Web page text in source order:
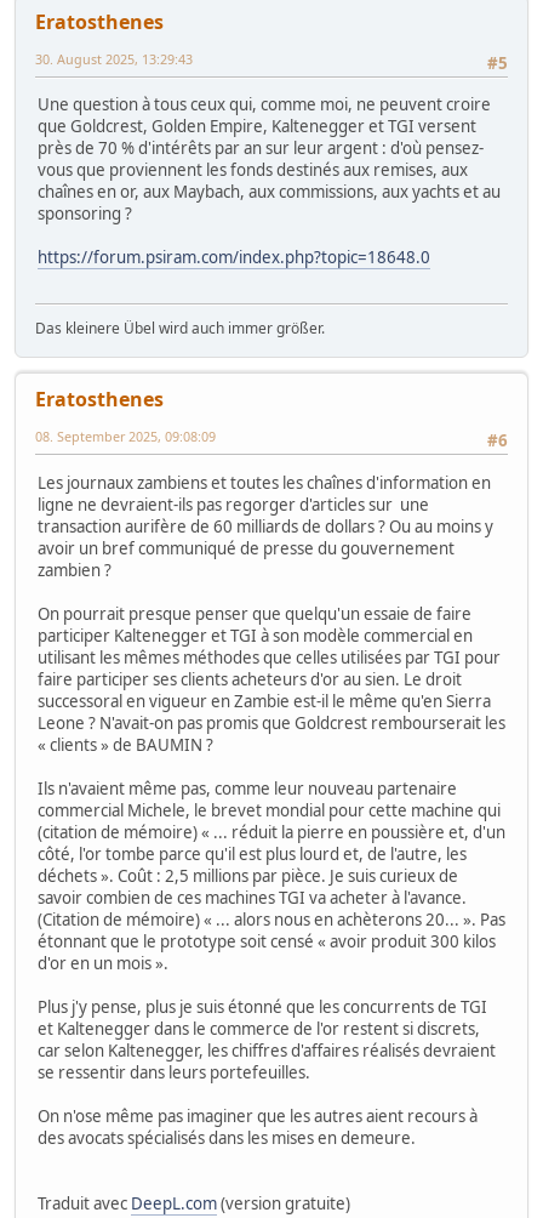
Eratosthenes
#5
30. August 2025, 13:29:43
Une question à tous ceux qui, comme moi, ne peuvent croire
que Goldcrest, Golden Empire, Kaltenegger et TGI versent
près de 70 % d'intérêts par an sur leur argent : d'où pensez-
vous que proviennent les fonds destinés aux remises, aux
chaînes en or, aux Maybach, aux commissions, aux yachts et au
sponsoring ?
https://forum.psiram.com/index.php?topic=18648.0
Das kleinere Übel wird auch immer größer.
Eratosthenes
#6
08. September 2025, 09:08:09
Les journaux zambiens et toutes les chaînes d'information en
ligne ne devraient-ils pas regorger d'articles sur une
transaction aurifère de 60 milliards de dollars ? Ou au moins y
avoir un bref communiqué de presse du gouvernement
zambien ?
On pourrait presque penser que quelqu'un essaie de faire
participer Kaltenegger et TGI à son modèle commercial en
utilisant les mêmes méthodes que celles utilisées par TGI pour
faire participer ses clients acheteurs d'or au sien. Le droit
successoral en vigueur en Zambie est-il le même qu'en Sierra
Leone ? N'avait-on pas promis que Goldcrest rembourserait les
« clients » de BAUMIN ?
Ils n'avaient même pas, comme leur nouveau partenaire
commercial Michele, le brevet mondial pour cette machine qui
(citation de mémoire) « ... réduit la pierre en poussière et, d'un
côté, l'or tombe parce qu'il est plus lourd et, de l'autre, les
déchets ». Coût : 2,5 millions par pièce. Je suis curieux de
savoir combien de ces machines TGI va acheter à l'avance.
(Citation de mémoire) « ... alors nous en achèterons 20... ». Pas
étonnant que le prototype soit censé « avoir produit 300 kilos
d'or en un mois ».
Plus j'y pense, plus je suis étonné que les concurrents de TGI
et Kaltenegger dans le commerce de l'or restent si discrets,
car selon Kaltenegger, les chiffres d'affaires réalisés devraient
se ressentir dans leurs portefeuilles.
On n'ose même pas imaginer que les autres aient recours à
des avocats spécialisés dans les mises en demeure.
Traduit avec DeepL.com(version gratuite)